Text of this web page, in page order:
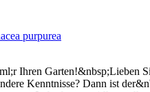
purpurea
Ihren Garten!&nbsp;Lieben
Kenntnisse? Dann ist